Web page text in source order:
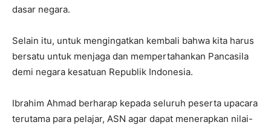
dasar negara.
Selain itu, untuk mengingatkan kembali bahwa kita harus
bersatu untuk menjaga dan mempertahankan Pancasila
demi negara kesatuan Republik Indonesia.
Ibrahim Ahmad berharap kepada seluruh peserta upacara
terutama para pelajar, ASN agar dapat menerapkan nilai-